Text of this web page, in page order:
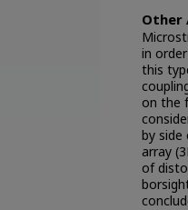
Other
in
this
on the
by side
array
of